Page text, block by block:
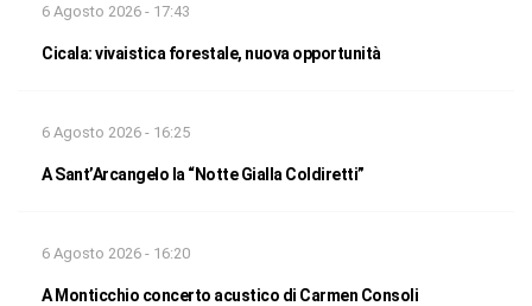
6 Agosto 2026 - 17:43
Cicala: vivaistica forestale, nuova opportunità
6 Agosto 2026 - 16:25
A Sant’Arcangelo la “Notte Gialla Coldiretti”
6 Agosto 2026 - 16:20
A Monticchio concerto acustico di Carmen Consoli